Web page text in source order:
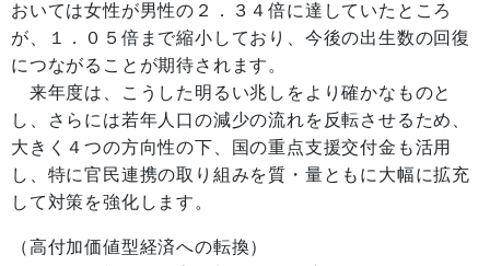
おいては女性が男性の２．３４倍に達していたところ
が、１．０５倍まで縮小しており、今後の出生数の回復
につながることが期待されます。
来年度は、こうした明るい兆しをより確かなものと
し、さらには若年人口の減少の流れを反転させるため、
大きく４つの方向性の下、国の重点支援交付金も活用
し、特に官民連携の取り組みを質・量ともに大幅に拡充
して対策を強化します。
（高付加価値型経済への転換）